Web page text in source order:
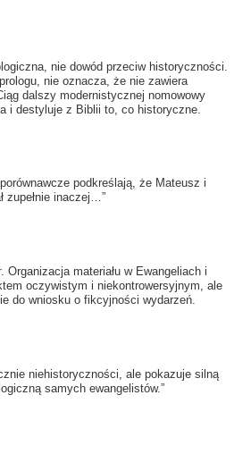
nie dowód przeciw historyczności.
nie oznacza, że nie zawiera
dalszy modernistycznej nomowowy
i destyluje z Biblii to, co historyczne.
podkreślają, że Mateusz i
zupełnie inaczej…”
. Organizacja materiału w Ewangeliach i
oczywistym i niekontrowersyjnym, ale
do wniosku o fikcyjności wydarzeń.
niehistoryczności, ale pokazuje silną
samych ewangelistów.”